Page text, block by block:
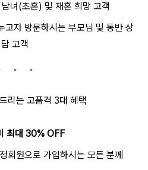
녀(초혼) 및 재혼 희망 고객
고자 방문하시는 부모님 및 동반 상
담 고객
리는 고품격 3대 혜택
최대 30% OFF
회원으로 가입하시는 모든 분께